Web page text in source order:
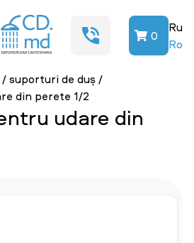
0
Ru
Ro
/suporturi de duș /
din perete 1/2
udare din